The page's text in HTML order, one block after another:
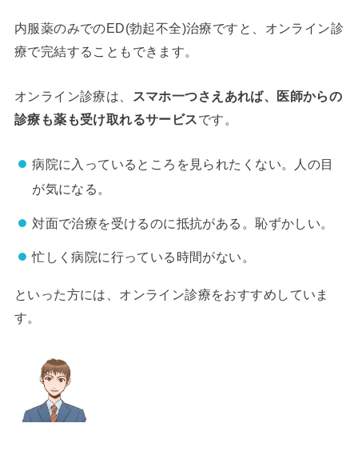
内服薬のみでのED(勃起不全)治療ですと、オンライン診
療で完結することもできます。
オンライン診療は、
スマホ一つさえあれば、医師からの
診療も薬も受け取れるサービスです。
病院に入っているところを見られたくない。人の目
が気になる。
対面で治療を受けるのに抵抗がある。恥ずかしい。
忙しく病院に行っている時間がない。
といった方には、オンライン診療をおすすめしていま
す。